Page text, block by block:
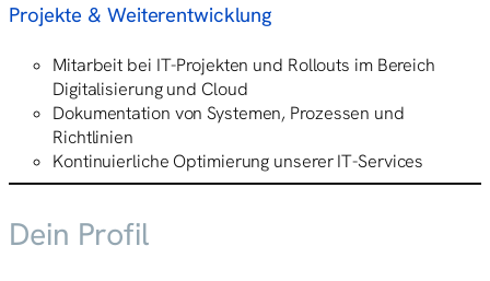
Projekte & Weiterentwicklung
Mitarbeit bei IT-Projekten und Rollouts im Bereich
Digitalisierung und Cloud
Dokumentation von Systemen, Prozessen und
Richtlinien
Kontinuierliche Optimierung unserer IT-Services
Dein Profil